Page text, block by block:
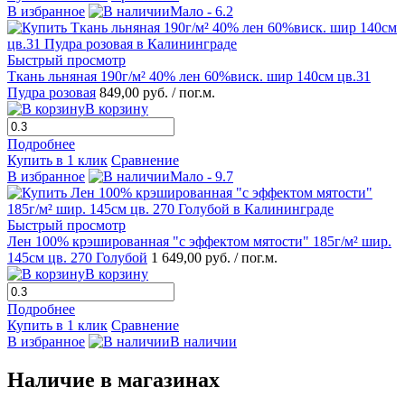
В избранное
Мало - 6.2
Быстрый просмотр
Ткань льняная 190г/м² 40% лен 60%виск. шир 140см цв.31
Пудра розовая 849,00 руб. / пог.м.
В корзину
Подробнее
Купить в 1 клик Сравнение
В избранное
Мало - 9.7
Быстрый просмотр
Лен 100% крэшированная "с эффектом мятости" 185г/м² шир.
145см цв. 270 Голубой 1 649,00 руб. / пог.м.
В корзину
Подробнее
Купить в 1 клик Сравнение
В избранное
В наличии
Наличие в магазинах